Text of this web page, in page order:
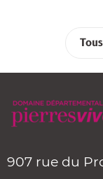
907 rue du